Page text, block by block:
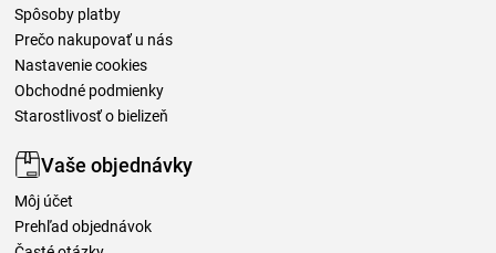
Spôsoby platby
Prečo nakupovať u nás
Nastavenie cookies
Obchodné podmienky
Starostlivosť o bielizeň
Vaše objednávky
Môj účet
Prehľad objednávok